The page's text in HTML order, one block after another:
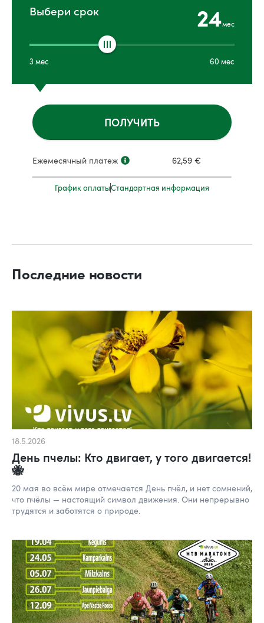
Выбери срок 24мес
3 мес 60 мес
ПОЛУЧИТЬ
Ежемесячный платеж 62,59 €
График оплатыСтандартная информация
Последние новости
18.5.2026
День пчелы: Кто двигает, у того двигается!
🐝
20 мая во всём мире отмечается День пчёл, и нет сомнений,
что пчёлы — настоящий символ движения. Они непрерывно
трудятся и заботятся о природе.